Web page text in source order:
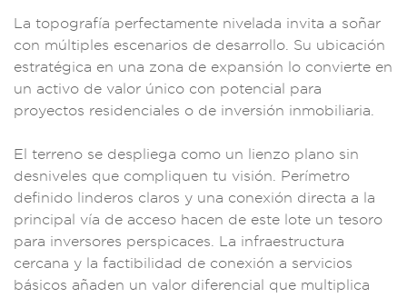
La topografía perfectamente nivelada invita a soñar
con múltiples escenarios de desarrollo. Su ubicación
estratégica en una zona de expansión l o convierte en
un activo de valor único con potencial para
proyectos residenciales o de inversión inmobiliaria.
El terreno se despliega como un lienzo plano sin
desnive les que compliquen tu visión. Perímetro
definido linderos cl aros y una conexión directa a la
principal vía de acceso hacen de este l ote un tesoro
para inversores perspicaces.
La infraestructura
cercana y la factibilidad de conexión a servicios
básicos añaden un val or diferencial que multiplica